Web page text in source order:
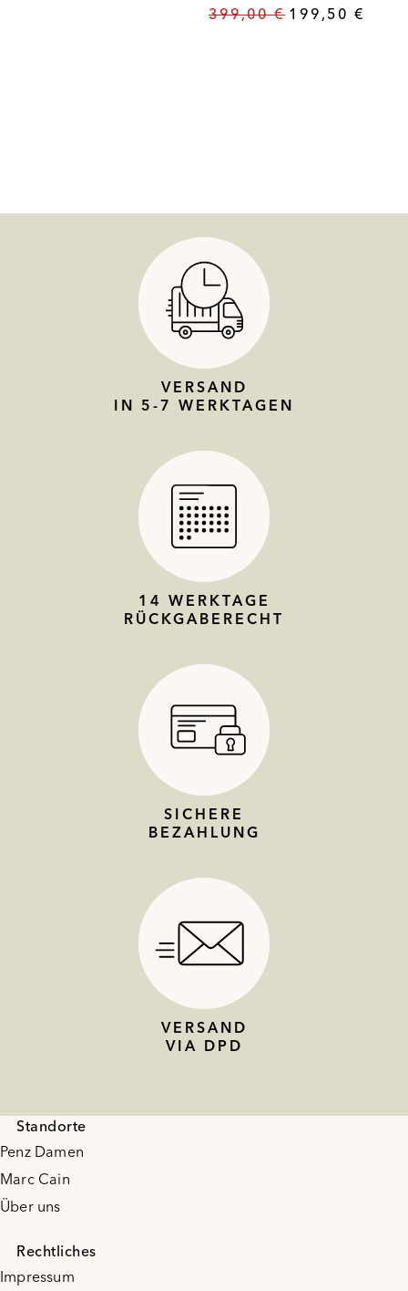
399,00€ 199,50€
VERSAND
IN 5-7 WERKTAGEN
14 WERKTAGE
RÜCKGABERECHT
SICHERE
BEZAHLUNG
VERSAND
VIA DPD
Standorte
Penz Damen
Marc Cain
Über uns
Rechtliches
Impressum